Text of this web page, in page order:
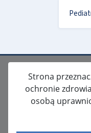
Strona
ochronie
osobą
ISSN: